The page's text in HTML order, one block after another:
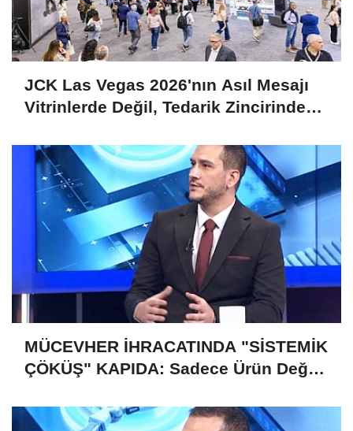
JCK Las Vegas 2026'nın Asıl Mesajı
Vitrinlerde Değil, Tedarik Zincirinde
MÜCEVHER İHRACATINDA "SİSTEMİK
ÇÖKÜŞ" KAPIDA: Sadece Ürün Değil,